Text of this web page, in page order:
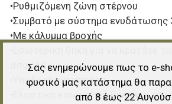
•Ρυθμιζόμενη ζώνη στέρνου
•Συμβατό με σύστημα ενυδάτωσης
•Με κάλυμμα βροχής
ασφαλή
•Υποδοχή για μπατόν
•Ελαστική εσωτερική θήκη για την
Σας ενημερώνουμε πως το e-
φυσικό μας κατάστημα θα
από 8 έως 22